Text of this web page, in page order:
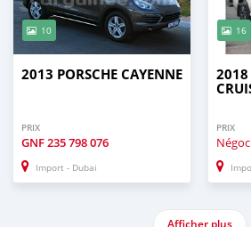
10
2013 PORSCHE CAYENNE
PRIX
GNF235 798 076
Import - Dubai
16
2018
PRIX
Afficher plus